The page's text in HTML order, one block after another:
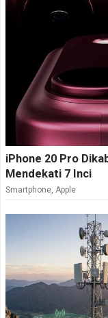
iPhone 20 Pro
Mendekati 7 Inci
Smartphone Apple